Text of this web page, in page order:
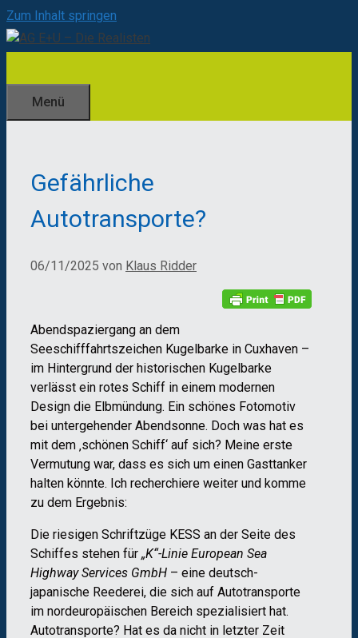
Zum Inhalt springen
Menü
Gefährliche
Autotransporte?
06/11/2025 von Klaus Ridder
Abendspaziergang an dem
Seeschifffahrtszeichen Kugelbarke in Cuxhaven –
im Hintergrund der historischen Kugelbarke
verlässt ein rotes Schiff in einem modernen
Design die Elbmündung. Ein schönes Fotomotiv
bei untergehender Abendsonne. Doch was hat es
mit dem ‚schönen Schiff‘ auf sich? Meine erste
Vermutung war, dass es sich um einen Gasttanker
halten könnte. Ich recherchiere weiter und komme
zu dem Ergebnis:
Die riesigen Schriftzüge KESS an der Seite des
Schiffes stehen für „K“-Linie European Sea
Highway Services GmbH – eine deutsch-
japanische Reederei, die sich auf Autotransporte
im nordeuropäischen Bereich spezialisiert hat.
Autotransporte? Hat es da nicht in letzter Zeit